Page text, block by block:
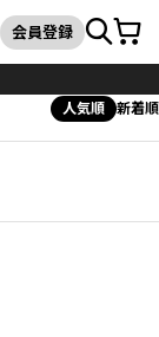
検索
会員登録カート
人気順 新着順